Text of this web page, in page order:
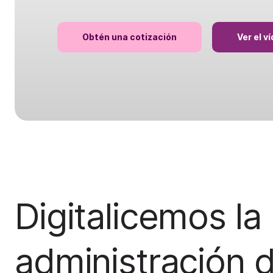
Obtén una cotización Ver el
Digitalicemos la
administración